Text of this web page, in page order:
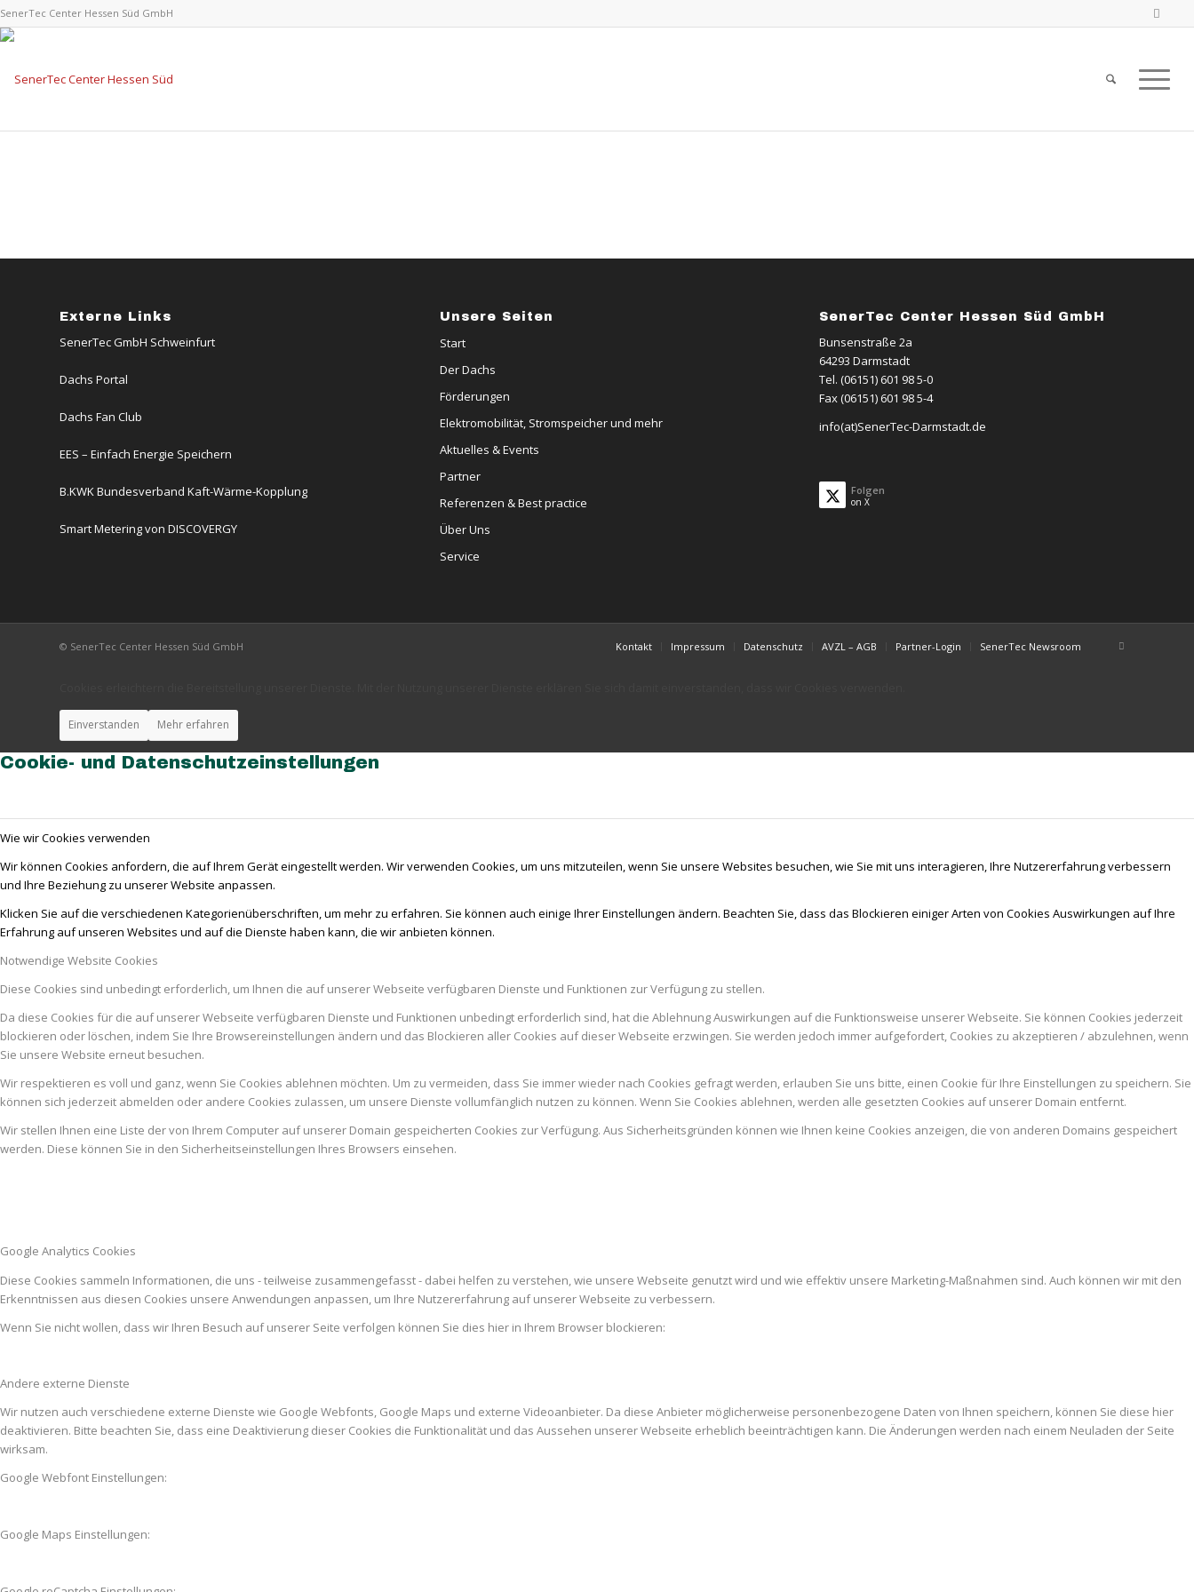
SenerTec Center Hessen Süd GmbH
Externe Links
SenerTec GmbH Schweinfurt
Dachs Portal
Dachs Fan Club
EES – Einfach Energie Speichern
B.KWK Bundesverband Kaft-Wärme-Kopplung
Smart Metering von DISCOVERGY
Unsere Seiten
Start
Der Dachs
Förderungen
Elektromobilität, Stromspeicher und mehr
Aktuelles & Events
Partner
Referenzen & Best practice
Über Uns
Service
SenerTec Center Hessen Süd GmbH
Bunsenstraße 2a
64293 Darmstadt
Tel. (06151) 601 98 5-0
Fax (06151) 601 98 5-4
info(at)SenerTec-Darmstadt.de
Folgen
on X
© SenerTec Center Hessen Süd GmbH Kontakt Impressum Datenschutz AVZL – AGB Partner-Login SenerTec Newsroom
Einverstanden Mehr erfahren
Cookie- und Datenschutzeinstellungen
Wie wir Cookies verwenden
Wir können Cookies anfordern, die auf Ihrem Gerät eingestellt werden. Wir verwenden Cookies, um uns mitzuteilen, wenn Sie unsere Websites besuchen, wie Sie mit uns interagieren, Ihre Nutzererfahrung verbessern
und Ihre Beziehung zu unserer Website anpassen.
Klicken Sie auf die verschiedenen Kategorienüberschriften, um mehr zu erfahren. Sie können auch einige Ihrer Einstellungen ändern. Beachten Sie, dass das Blockieren einiger Arten von Cookies Auswirkungen auf Ihre
Erfahrung auf unseren Websites und auf die Dienste haben kann, die wir anbieten können.
Notwendige Website Cookies
Diese Cookies sind unbedingt erforderlich, um Ihnen die auf unserer Webseite verfügbaren Dienste und Funktionen zur Verfügung zu stellen.
Da diese Cookies für die auf unserer Webseite verfügbaren Dienste und Funktionen unbedingt erforderlich sind, hat die Ablehnung Auswirkungen auf die Funktionsweise unserer Webseite. Sie können Cookies jederzeit
blockieren oder löschen, indem Sie Ihre Browsereinstellungen ändern und das Blockieren aller Cookies auf dieser Webseite erzwingen. Sie werden jedoch immer aufgefordert, Cookies zu akzeptieren / abzulehnen, wenn
Sie unsere Website erneut besuchen.
Wir respektieren es voll und ganz, wenn Sie Cookies ablehnen möchten. Um zu vermeiden, dass Sie immer wieder nach Cookies gefragt werden, erlauben Sie uns bitte, einen Cookie für Ihre Einstellungen zu speichern. Sie
können sich jederzeit abmelden oder andere Cookies zulassen, um unsere Dienste vollumfänglich nutzen zu können. Wenn Sie Cookies ablehnen, werden alle gesetzten Cookies auf unserer Domain entfernt.
Wir stellen Ihnen eine Liste der von Ihrem Computer auf unserer Domain gespeicherten Cookies zur Verfügung. Aus Sicherheitsgründen können wie Ihnen keine Cookies anzeigen, die von anderen Domains gespeichert
werden. Diese können Sie in den Sicherheitseinstellungen Ihres Browsers einsehen.
Google Analytics Cookies
Diese Cookies sammeln Informationen, die uns - teilweise zusammengefasst - dabei helfen zu verstehen, wie unsere Webseite genutzt wird und wie effektiv unsere Marketing-Maßnahmen sind. Auch können wir mit den
Erkenntnissen aus diesen Cookies unsere Anwendungen anpassen, um Ihre Nutzererfahrung auf unserer Webseite zu verbessern.
Wenn Sie nicht wollen, dass wir Ihren Besuch auf unserer Seite verfolgen können Sie dies hier in Ihrem Browser blockieren:
Andere externe Dienste
Wir nutzen auch verschiedene externe Dienste wie Google Webfonts, Google Maps und externe Videoanbieter. Da diese Anbieter möglicherweise personenbezogene Daten von Ihnen speichern, können Sie diese hier
deaktivieren. Bitte beachten Sie, dass eine Deaktivierung dieser Cookies die Funktionalität und das Aussehen unserer Webseite erheblich beeinträchtigen kann. Die Änderungen werden nach einem Neuladen der Seite
wirksam.
Google Webfont Einstellungen:
Google Maps Einstellungen: